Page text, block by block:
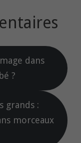
dans
?
grands :
morceaux